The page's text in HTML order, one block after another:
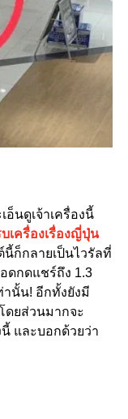
อ็นดูเจ้าเครื่องนี้
เครื่องเรื่องญี่ปุ่น
นี้ก็กลายเป็นไวรัลที่
ดกดแชร์ถึง 1.3
านั้น! อีกทั้งยังมี
ดยส่วนมากจะ
และบอกด้วยว่า